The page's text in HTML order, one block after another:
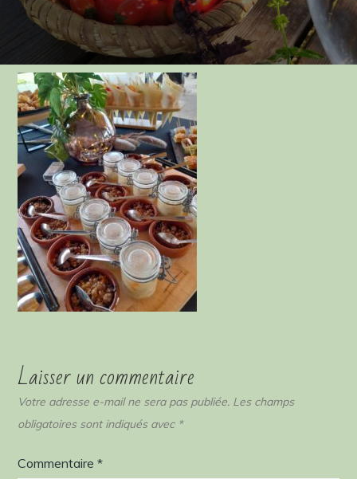
Laisser un commentaire
Votre adresse e-mail ne sera pas publiée. Les champs
obligatoires sont indiqués avec *
Commentaire*